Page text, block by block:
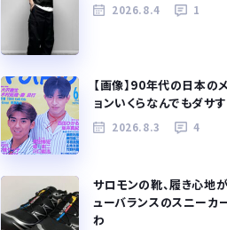
2026.8.4 1
【画像】90年代の日本の
ョンいくらなんでもダサ
2026.8.3 4
サロモンの靴、履き心地
ューバランスのスニーカ
わ